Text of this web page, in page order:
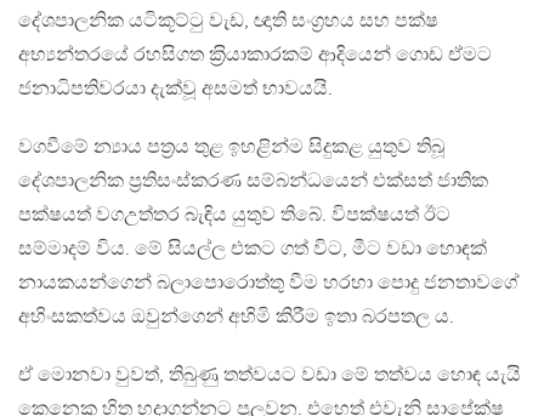
දේශපාලනික යටිකූට්ටු වැඩ, ඥාති සංග‍්‍රහය සහ පක්ෂ
අභ්‍යන්තරයේ රහසිගත ක‍්‍රියාකාරකම් ආදියෙන් ගොඩ ඒමට
ජනාධිපතිවරයා දැක්වූ අසමත් භාවයයි.
වගවීමේ න්‍යාය පත‍්‍රය තුළ ඉහළින්ම සිදුකළ යුතුව තිබූ
දේශපාලනික ප‍්‍රතිසංස්කරණ සම්බන්ධයෙන් එක්සත් ජාතික
පක්ෂයත් වගඋත්තර බැඳිය යුතුව තිබේ. විපක්ෂයත් ඊට
සම්මාදම් විය. මේ සියල්ල එකට ගත් විට, මීට වඩා හොඳක්
නායකයන්ගෙන් බලාපොරොත්තු වීම හරහා පොදු ජනතාවගේ
අහිංසකත්වය ඔවුන්ගෙන් අහිමි කිරීම ඉතා බරපතල ය.
ඒ මොනවා වුවත්, තිබුණු තත්වයට වඩා මේ තත්වය හොඳ යැයි
කෙනෙකු හිත හදාගන්නට පුලූවන. එහෙත් එවැනි සාපේක්ෂ